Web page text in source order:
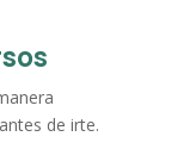
de irte.